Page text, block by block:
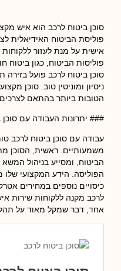
סוכן ביטוח לרכב הוא איש
פוליסת הביטוח האידיאלית
אישית על מנת לעזור
פוליסות הביטוח, כגון ביטוח
סוכן ביטוח לרכב פועל בזירה
ניסיון ומוניטין טוב. סוכן
הטובות ביותר בהתאם
### יתרונות העבודה עם סוכן
עבודה עם סוכן ביטוח לרכב
משמעותיים. ראשית, הסוכן
הביטוח, ומסייע בניהול
הפוליסה. הידע המקצועי
כיסויים נוספים במחירים
לרכב מקנה ללקוחות שירות
אחד, דבר שמקל מאוד על